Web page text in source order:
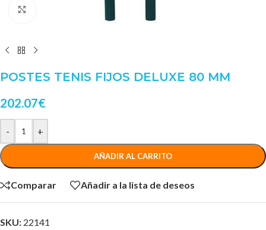
POSTES TENIS FIJOS DELUXE 80 MM
202.07€
- +
AÑADIR AL CARRITO
Comparar Añadir a la lista de deseos
SKU: 22141